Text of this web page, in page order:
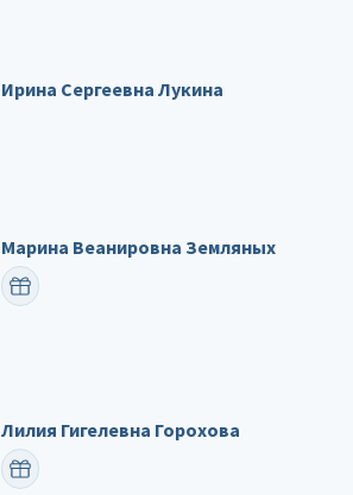
Ирина Сергеевна Лукина
Марина Веанировна Земляных
ПОЗДРАВИТЬ
Лилия Гигелевна Горохова
ПОЗДРАВИТЬ